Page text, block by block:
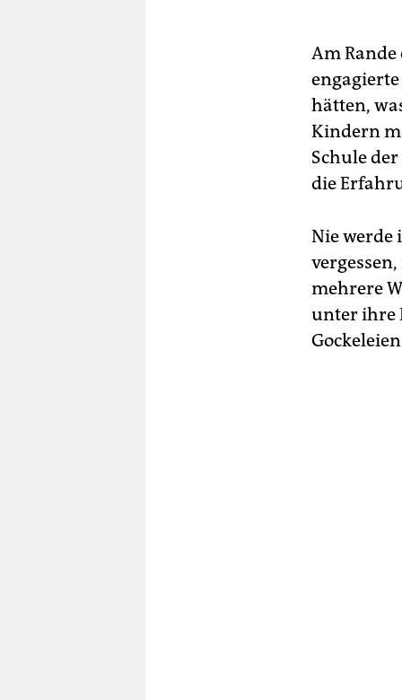
Am
hätten,
Kindern
Schule
die
Nie werde
mehrere
unter ihre